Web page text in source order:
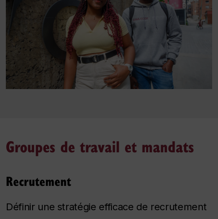
Groupes de travail et mandats
Recrutement
Définir une stratégie efficace de recrutement